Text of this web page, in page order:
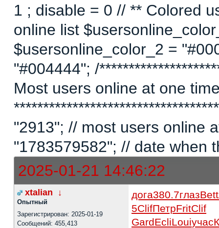
1 ; disable = 0 // ** Colored
online list
$usersonline_color_2 =
"#004444"; /
Most users online at one
"2913"; // most users online
"1783579582"; // date when
2025-01-21 14:46:22
xtalian ↓
Опытный
Зарегистрирован: 2025-01-19
Сообщений: 455,413
дога380.7глазBett
5ClifПетрFritClif
GardEcliLouiучас